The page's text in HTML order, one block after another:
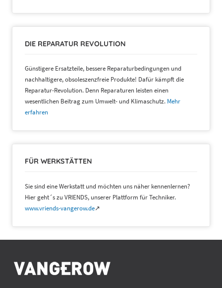
DIE REPARATUR REVOLUTION
Günstigere Ersatzteile, bessere Reparaturbedingungen und
nachhaltigere, obsoleszenzfreie Produkte! Dafür kämpft die
Reparatur-Revolution. Denn Reparaturen leisten einen
wesentlichen Beitrag zum Umwelt- und Klimaschutz. Mehr
erfahren
FÜR WERKSTÄTTEN
Sie sind eine Werkstatt und möchten uns näher kennenlernen?
Hier geht´s zu VRIENDS, unserer Plattform für Techniker.
www.vriends-vangerow.de↗